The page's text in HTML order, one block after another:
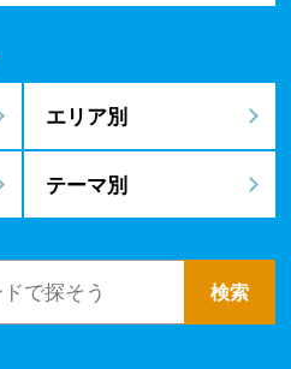
エリア別
テーマ別